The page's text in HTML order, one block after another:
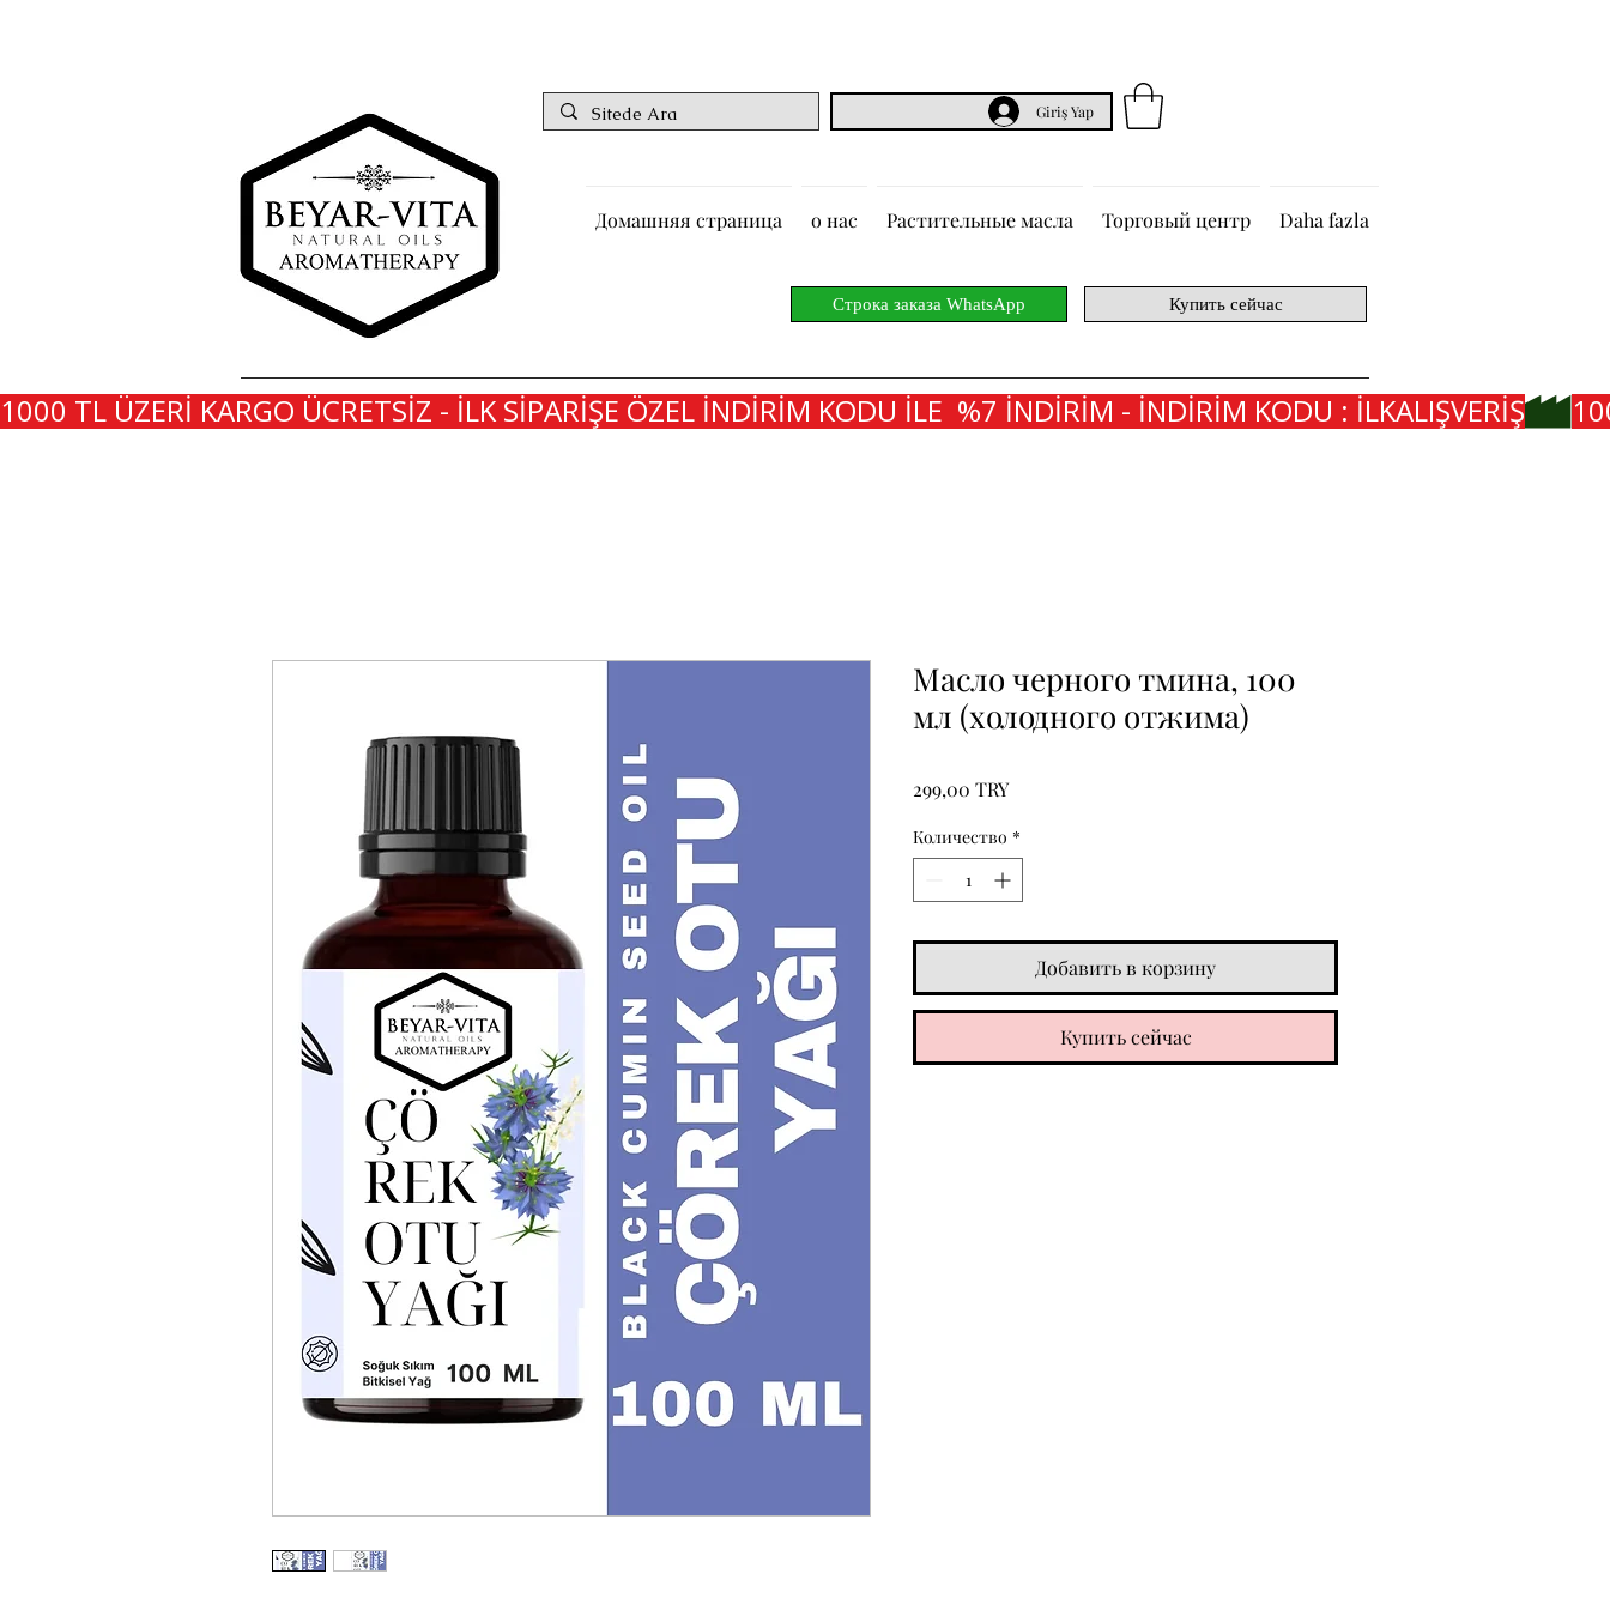
Giriş Yap
Домашняя страница о нас Растительные масла Торговый центр Daha fazla
Строка заказа WhatsApp Купить сейчас
1000 TL ÜZERİ KARGO ÜCRETSİZ - İLK SİPARİŞE ÖZEL İNDİRİM KODU İLE  %7 İNDİRİM - İNDİRİM KODU : İLKALIŞVERİŞ
Масло черного тмина, 100
мл (холодного отжима)
299,00 TRYЦена
Количество *
Добавить в корзину
Купить сейчас